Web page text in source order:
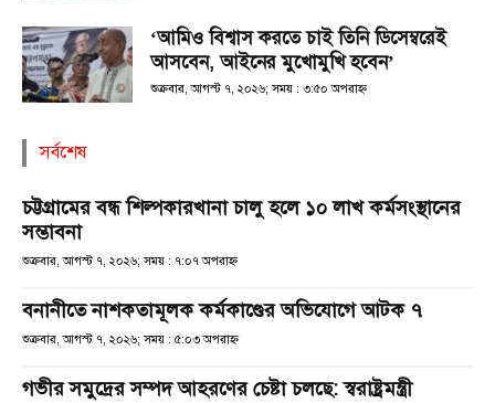
‘আমিও বিশ্বাস করতে চাই তিনি ডিসেম্বরেই
আসবেন, আইনের মুখোমুখি হবেন’
শুক্রবার, আগস্ট ৭, ২০২৬; সময় : ৩:৫০ অপরাহ্ণ
সর্বশেষ
চট্টগ্রামের বন্ধ শিল্পকারখানা চালু হলে ১০ লাখ কর্মসংস্থানের
সম্ভাবনা
শুক্রবার, আগস্ট ৭, ২০২৬; সময় : ৭:০৭ অপরাহ্ণ
বনানীতে নাশকতামূলক কর্মকাণ্ডের অভিযোগে আটক ৭
শুক্রবার, আগস্ট ৭, ২০২৬; সময় : ৫:০৩ অপরাহ্ণ
গভীর সমুদ্রের সম্পদ আহরণের চেষ্টা চলছে: স্বরাষ্ট্রমন্ত্রী